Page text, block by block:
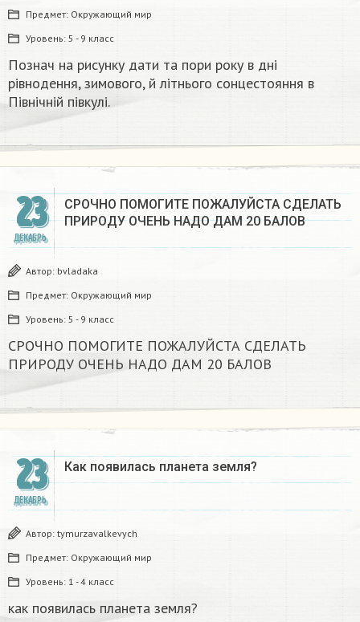
Предмет: Окружающий мир
Уровень: 5 - 9 класс
Познач на рисунку дати та пори року в дні
рівнодення, зимового, й літнього сонцестояння в
Північній півкулі.
23
ДЕКАБРЬ
СРОЧНО ПОМОГИТЕ ПОЖАЛУЙСТА СДЕЛАТЬ
ПРИРОДУ ОЧЕНЬ НАДО ДАМ 20 БАЛОВ​
Автор: bvladaka
Предмет: Окружающий мир
Уровень: 5 - 9 класс
СРОЧНО ПОМОГИТЕ ПОЖАЛУЙСТА СДЕЛАТЬ
ПРИРОДУ ОЧЕНЬ НАДО ДАМ 20 БАЛОВ​
23
ДЕКАБРЬ
Как появилась планета земля?
Автор: tymurzavalkevych
Предмет: Окружающий мир
Уровень: 1 - 4 класс
как появилась планета земля?